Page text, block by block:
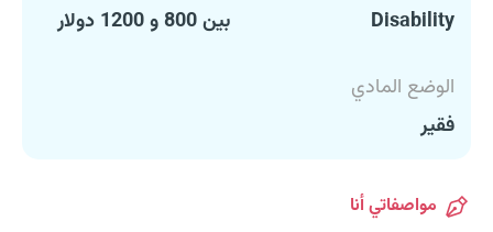
Disability
بين 800 و 1200 دولار
الوضع المادي
فقير
مواصفاتي أنا